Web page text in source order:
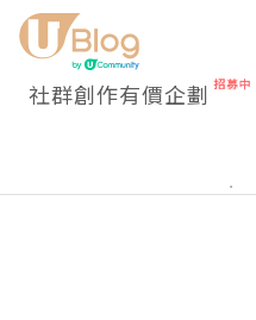
社群創作有價企劃